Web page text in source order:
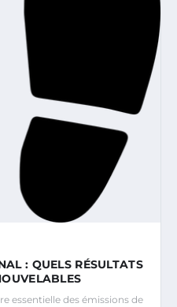
: QUELS RÉSULTATS
essentielle des émissions de